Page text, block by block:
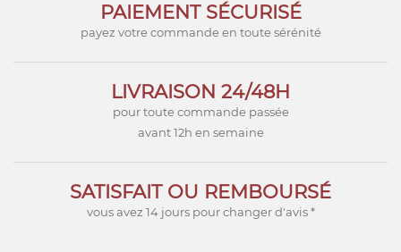
PAIEMENT SÉCURISÉ
payez votre commande en toute sérénité
LIVRAISON 24/48H
pour toute commande passée
avant 12h en semaine
SATISFAIT OU REMBOURSÉ
vous avez 14 jours pour changer d'avis *